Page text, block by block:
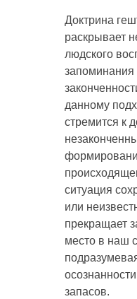
Доктрина
раскрывает
людского
запоминания
данному
стремится к
ситуация
или
прекращает
место в наш
запасов.